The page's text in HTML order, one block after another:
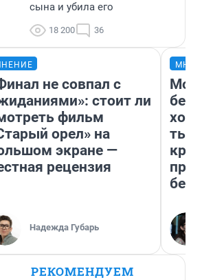
сына и убила его
18 200 36
не совпал с
стоит ли
фильм
орел» на
экране —
рецензия
Надежда Губарь
Мой
РЕКОМЕНДУЕМ